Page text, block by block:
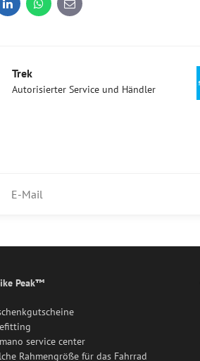
LinkedInWhatsApp
E-
mail
Trek
Autorisierter Service und Händler
Peak™
service center
Rahmengröße für das Fahrrad